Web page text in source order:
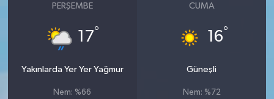
PERŞEMBE
17°
Yakınlarda Yer Yer Yağmur
Nem: %66
CUMA
16°
Güneşli
Nem: %72